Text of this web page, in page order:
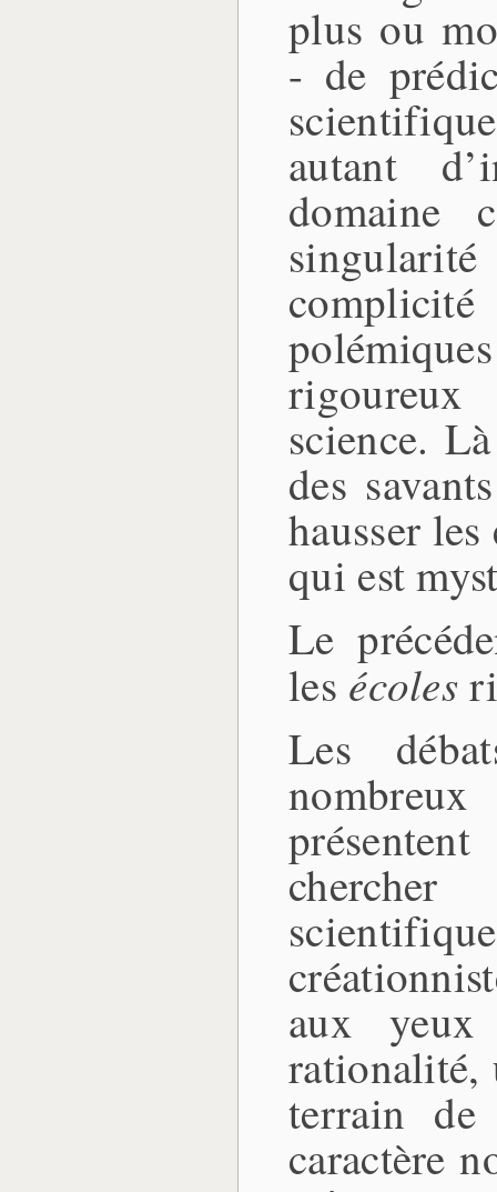
plus ou
- de
autant
domaine
science.
des
hausser
qui est
Le
les écoles
Les
aux yeux
rationalité,
terrain
caractère